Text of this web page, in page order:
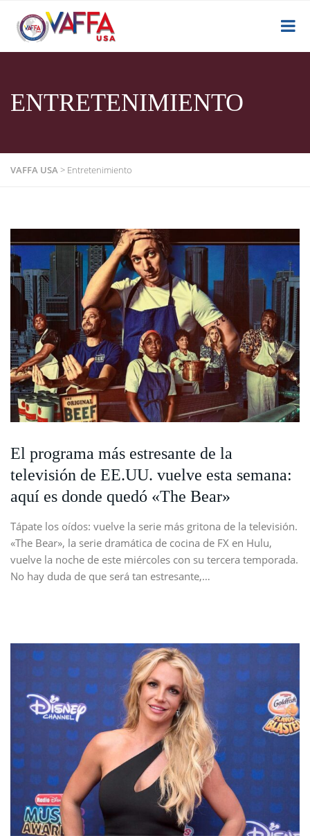
ENTRETENIMIENTO
VAFFA USA> Entretenimiento
El programa más estresante de la
televisión de EE.UU. vuelve esta semana:
aquí es donde quedó «The Bear»
Tápate los oídos: vuelve la serie más gritona de la televisión.
«The Bear», la serie dramática de cocina de FX en Hulu,
vuelve la noche de este miércoles con su tercera temporada.
No hay duda de que será tan estresante,…